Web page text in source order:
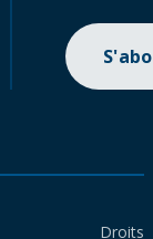
Droits